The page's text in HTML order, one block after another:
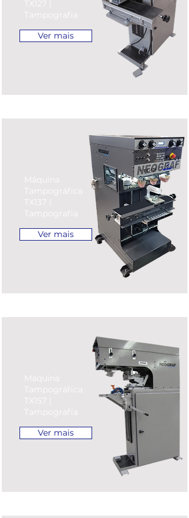
TX127 |
Tampografia
Ver mais
Máquina
Tampográfica
TX137 |
Tampografia
Ver mais
Máquina
Tampográfica
TX157 |
Tampografia
Ver mais